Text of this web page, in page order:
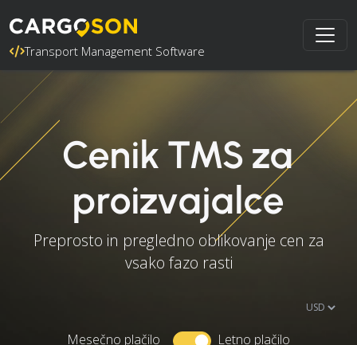
Transport Management Software
Cenik TMS za
proizvajalce
Preprosto in pregledno oblikovanje cen za
vsako fazo rasti
Mesečno plačilo Letno plačilo